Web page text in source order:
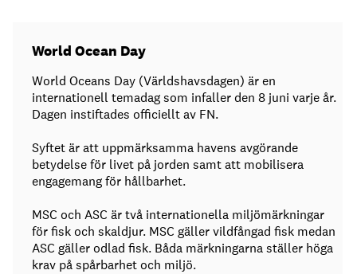
World Ocean Day
World Oceans Day (Världshavsdagen) är en
internationell temadag som infaller den 8 juni varje år.
Dagen instiftades officiellt av FN.
Syftet är att uppmärksamma havens avgörande
betydelse för livet på jorden samt att mobilisera
engagemang för hållbarhet.
MSC och ASC är två internationella miljömärkningar
för fisk och skaldjur. MSC gäller vildfångad fisk medan
ASC gäller odlad fisk. Båda märkningarna ställer höga
krav på spårbarhet och miljö.